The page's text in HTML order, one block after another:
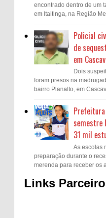
encontrado dentro de um
em Itaitinga, na Região
Policial
de
em
Dois
foram presos na
bairro Planalto, em
semestre
31 mil
As escolas
preparação durante o
merenda para receber os
Links